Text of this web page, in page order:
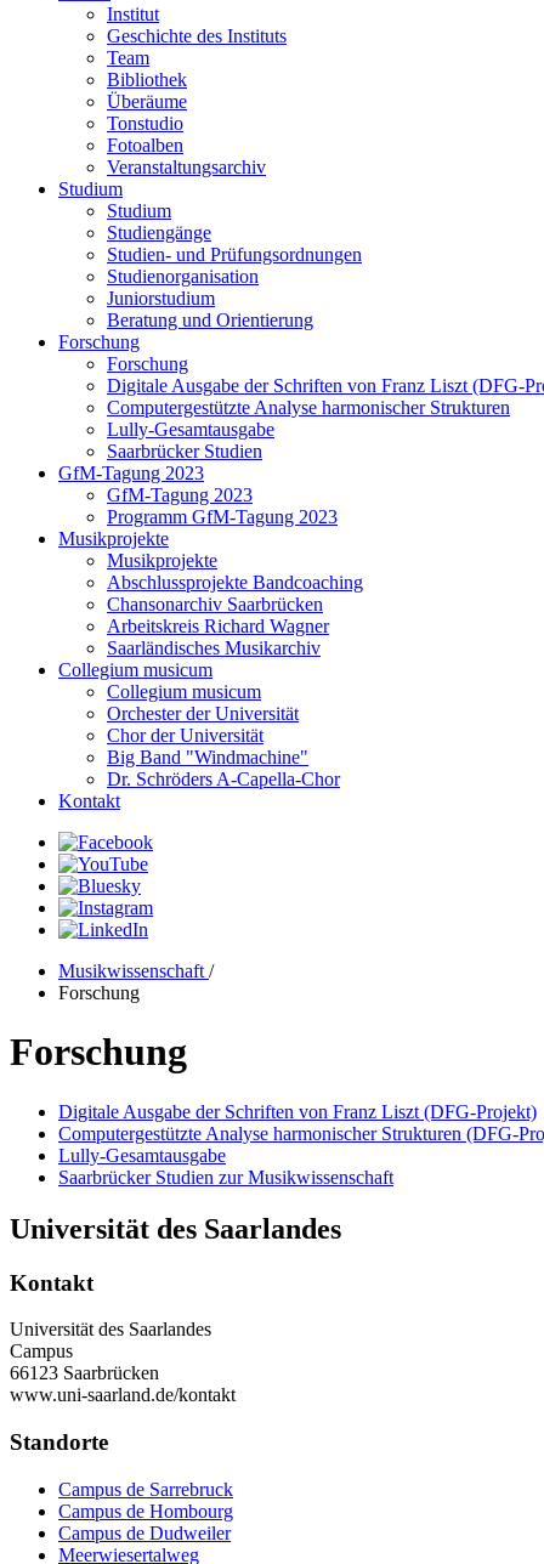
Institut
Geschichte des Instituts
Team
Bibliothek
Überäume
Tonstudio
Fotoalben
Veranstaltungsarchiv
Studium
Studium
Studiengänge
Studien- und Prüfungsordnungen
Studienorganisation
Juniorstudium
Beratung und Orientierung
Forschung
Forschung
Digitale Ausgabe der Schriften von Franz Liszt (DFG-
Computergestützte Analyse harmonischer Strukturen
Lully-Gesamtausgabe
Saarbrücker Studien
GfM-Tagung 2023
GfM-Tagung 2023
Programm GfM-Tagung 2023
Musikprojekte
Musikprojekte
Abschlussprojekte Bandcoaching
Chansonarchiv Saarbrücken
Arbeitskreis Richard Wagner
Saarländisches Musikarchiv
Collegium musicum
Collegium musicum
Orchester der Universität
Chor der Universität
Big Band "Windmachine"
Dr. Schröders A-Capella-Chor
Kontakt
Musikwissenschaft /
Forschung
Forschung
Digitale Ausgabe der Schriften von Franz Liszt (DFG-Projekt)
Computergestützte Analyse harmonischer Strukturen (DFG-
Lully-Gesamtausgabe
Saarbrücker Studien zur Musikwissenschaft
Universität des Saarlandes
Kontakt
Universität des Saarlandes
Campus
66123 Saarbrücken
www.uni-saarland.de/kontakt
Standorte
Campus de Sarrebruck
Campus de Hombourg
Campus de Dudweiler
Meerwiesertalweg